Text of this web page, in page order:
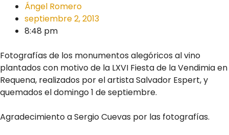
Ángel Romero
septiembre 2, 2013
8:48 pm
Fotografías de los monumentos alegóricos al vino
plantados con motivo de la LXVI Fiesta de la Vendimia en
Requena, realizados por el artista Salvador Espert, y
quemados el domingo 1 de septiembre.
Agradecimiento a Sergio Cuevas por las fotografías.